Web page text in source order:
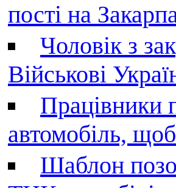
пості на
Чоловік з
Військові
Працівники
автомобіль,
Шаблон